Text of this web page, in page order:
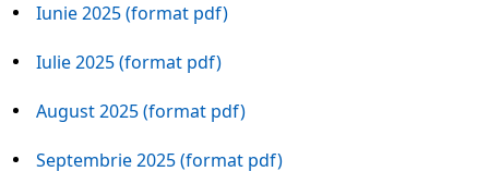
Iunie 2025 (format pdf)
Iulie 2025 (format pdf)
August 2025 (format pdf)
Septembrie 2025 (format pdf)